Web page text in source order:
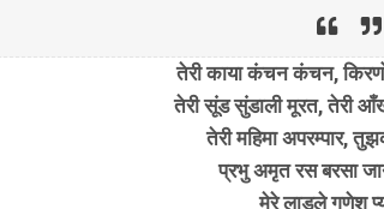
तेरी काया कंचन कंचन,
तेरी सूंड सुंडाली मूरत, तेरी
तेरी महिमा अपरम्पार,
प्रभु अमृत रस बरसा
मेरे लाडले गणेश